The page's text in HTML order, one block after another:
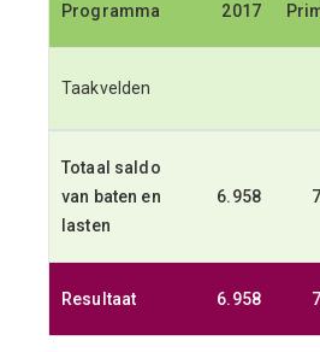
Programma 2017
Programma 2017
Taakvelden
Totaal saldo
van baten en
lasten
6.958
Resultaat 6.958